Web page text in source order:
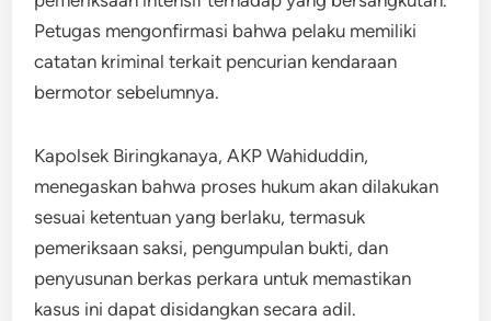
Petugas mengonfirmasi bahwa pelaku memiliki
catatan kriminal terkait pencurian kendaraan
bermotor sebelumnya.
Kapolsek Biringkanaya, AKP Wahiduddin,
menegaskan bahwa proses hukum akan dilakukan
sesuai ketentuan yang berlaku, termasuk
pemeriksaan saksi, pengumpulan bukti, dan
penyusunan berkas perkara untuk memastikan
kasus ini dapat disidangkan secara adil.